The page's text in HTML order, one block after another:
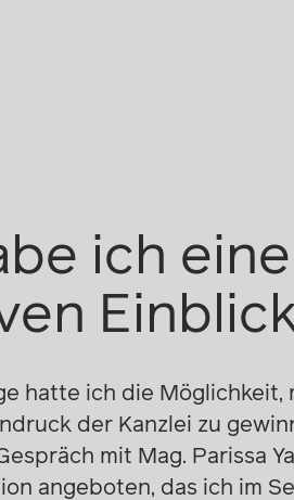
ich
hatte ich die
der Kanzlei zu
mit Mag. Parissa
angeboten, das ich im